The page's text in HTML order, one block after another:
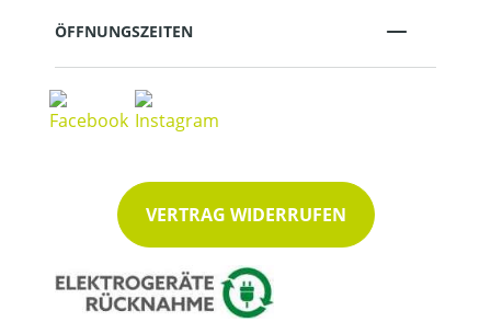
ÖFFNUNGSZEITEN
VERTRAG WIDERRUFEN